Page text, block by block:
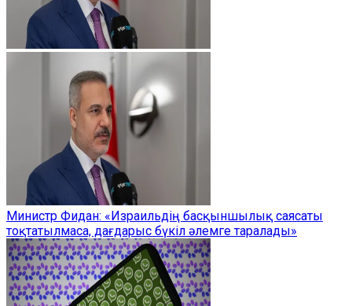
Министр Фидан: «Израильдің басқыншылық саясаты
тоқтатылмаса, дағдарыс бүкіл әлемге таралады»